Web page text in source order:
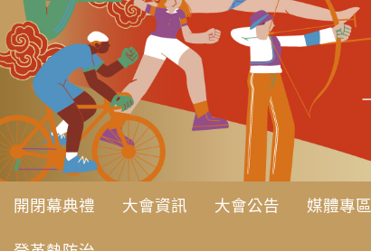
開閉幕典禮 大會資訊 大會公告 媒體專區